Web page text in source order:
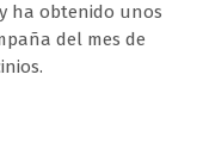
ha obtenido unos
del mes de